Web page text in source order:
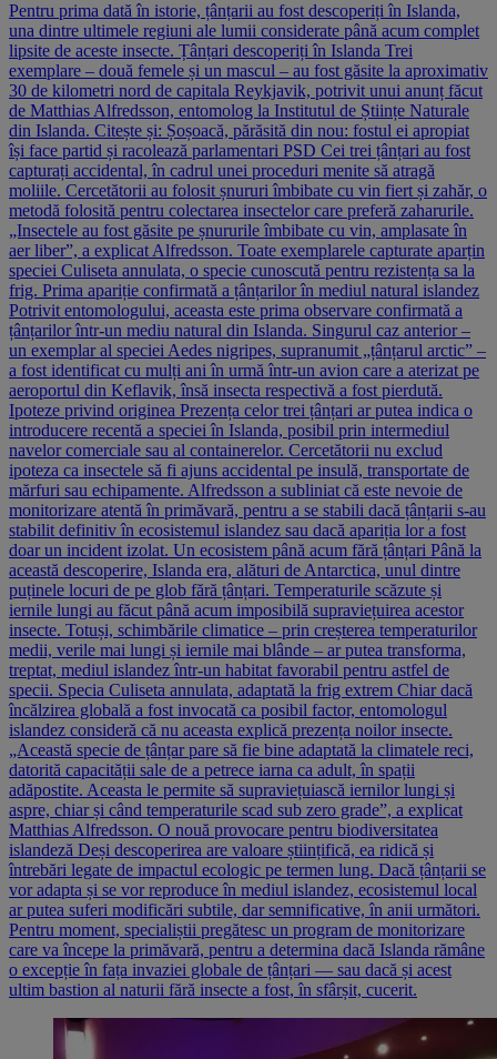
Pentru prima dată în istorie, țânțarii au fost descoperiți în Islanda,
una dintre ultimele regiuni ale lumii considerate până acum complet
lipsite de aceste insecte. Țânțari descoperiți în Islanda Trei
exemplare – două femele și un mascul – au fost găsite la aproximativ
30 de kilometri nord de capitala Reykjavik, potrivit unui anunț făcut
de Matthias Alfredsson, entomolog la Institutul de Științe Naturale
din Islanda. Citește și: Șoșoacă, părăsită din nou: fostul ei apropiat
își face partid și racolează parlamentari PSD Cei trei țânțari au fost
capturați accidental, în cadrul unei proceduri menite să atragă
moliile. Cercetătorii au folosit șnururi îmbibate cu vin fiert și zahăr, o
metodă folosită pentru colectarea insectelor care preferă zaharurile.
„Insectele au fost găsite pe șnururile îmbibate cu vin, amplasate în
aer liber”, a explicat Alfredsson. Toate exemplarele capturate aparțin
speciei Culiseta annulata, o specie cunoscută pentru rezistența sa la
frig. Prima apariție confirmată a țânțarilor în mediul natural islandez
Potrivit entomologului, aceasta este prima observare confirmată a
țânțarilor într-un mediu natural din Islanda. Singurul caz anterior –
un exemplar al speciei Aedes nigripes, supranumit „țânțarul arctic” –
a fost identificat cu mulți ani în urmă într-un avion care a aterizat pe
aeroportul din Keflavik, însă insecta respectivă a fost pierdută.
Ipoteze privind originea Prezența celor trei țânțari ar putea indica o
introducere recentă a speciei în Islanda, posibil prin intermediul
navelor comerciale sau al containerelor. Cercetătorii nu exclud
ipoteza ca insectele să fi ajuns accidental pe insulă, transportate de
mărfuri sau echipamente. Alfredsson a subliniat că este nevoie de
monitorizare atentă în primăvară, pentru a se stabili dacă țânțarii s-au
stabilit definitiv în ecosistemul islandez sau dacă apariția lor a fost
doar un incident izolat. Un ecosistem până acum fără țânțari Până la
această descoperire, Islanda era, alături de Antarctica, unul dintre
puținele locuri de pe glob fără țânțari. Temperaturile scăzute și
iernile lungi au făcut până acum imposibilă supraviețuirea acestor
insecte. Totuși, schimbările climatice – prin creșterea temperaturilor
medii, verile mai lungi și iernile mai blânde – ar putea transforma,
treptat, mediul islandez într-un habitat favorabil pentru astfel de
specii. Specia Culiseta annulata, adaptată la frig extrem Chiar dacă
încălzirea globală a fost invocată ca posibil factor, entomologul
islandez consideră că nu aceasta explică prezența noilor insecte.
„Această specie de țânțar pare să fie bine adaptată la climatele reci,
datorită capacității sale de a petrece iarna ca adult, în spații
adăpostite. Aceasta le permite să supraviețuiască iernilor lungi și
aspre, chiar și când temperaturile scad sub zero grade”, a explicat
Matthias Alfredsson. O nouă provocare pentru biodiversitatea
islandeză Deși descoperirea are valoare științifică, ea ridică și
întrebări legate de impactul ecologic pe termen lung. Dacă țânțarii se
vor adapta și se vor reproduce în mediul islandez, ecosistemul local
ar putea suferi modificări subtile, dar semnificative, în anii următori.
Pentru moment, specialiștii pregătesc un program de monitorizare
care va începe la primăvară, pentru a determina dacă Islanda rămâne
o excepție în fața invaziei globale de țânțari — sau dacă și acest
ultim bastion al naturii fără insecte a fost, în sfârșit, cucerit.